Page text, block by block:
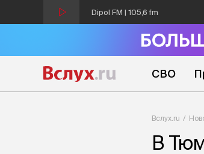
Dipol FM | 105,6 fm
СВО
Вслух.ru
В